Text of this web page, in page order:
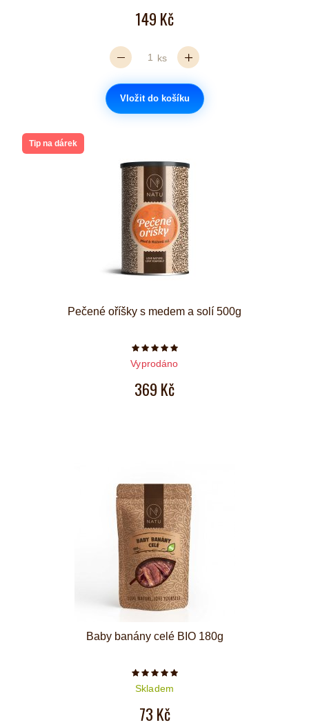
149 Kč
ks
Vložit do košíku
Tip na dárek
Pečené oříšky s medem a solí 500g
Počet hvězdiček je 5 z 5
Vyprodáno
369 Kč
Baby banány celé BIO 180g
Počet hvězdiček je 5 z 5
Skladem
73 Kč